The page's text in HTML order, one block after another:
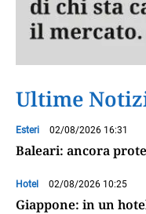
Ultime
Esteri 02/08/2026 16:31
Baleari: ancora
Hotel 02/08/2026 10:25
Giappone: in un